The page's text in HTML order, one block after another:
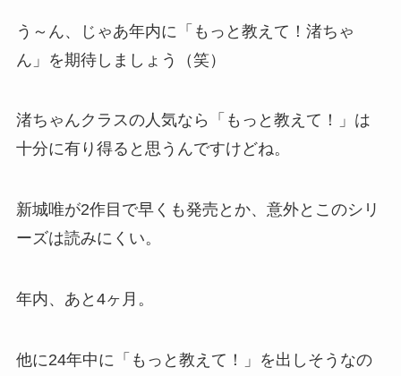
う～ん、じゃあ年内に「もっと教えて！渚ちゃ
ん」を期待しましょう（笑）
渚ちゃんクラスの人気なら「もっと教えて！」は
十分に有り得ると思うんですけどね。
新城唯が2作目で早くも発売とか、意外とこのシリ
ーズは読みにくい。
年内、あと4ヶ月。
他に24年中に「もっと教えて！」を出しそうなの